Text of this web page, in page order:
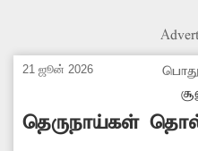
பரவும் அபாயம்
வீசுகிறது. இதனால்
நேரிடுகிறது. எனவே
அகற்றவும், மீண்டும்
தடுக்கவும் வேண்டும்.
21 ஜூன் 2026
தெருநாய்கள்